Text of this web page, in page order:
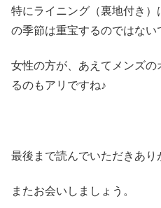
特にライニング（裏地付き
の季節は重宝するのではない
女性の方が、あえてメンズ
るのもアリですね♪
最後まで読んでいただきあり
またお会いしましょう。